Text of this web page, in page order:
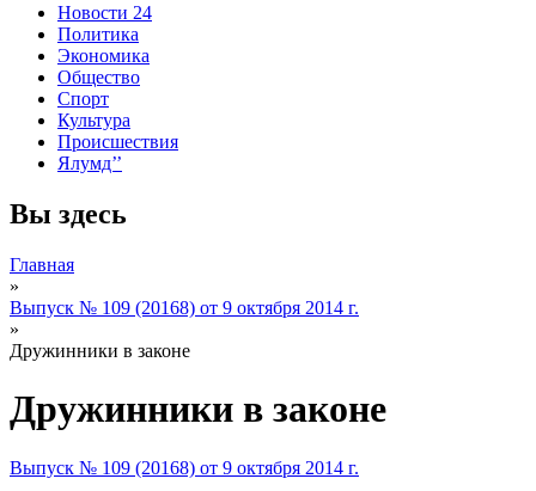
Новости 24
Политика
Экономика
Общество
Спорт
Культура
Происшествия
Ялумд’’
Вы здесь
Главная
»
Выпуск № 109 (20168) от 9 октября 2014 г.
»
Дружинники в законе
Дружинники в законе
Выпуск № 109 (20168) от 9 октября 2014 г.